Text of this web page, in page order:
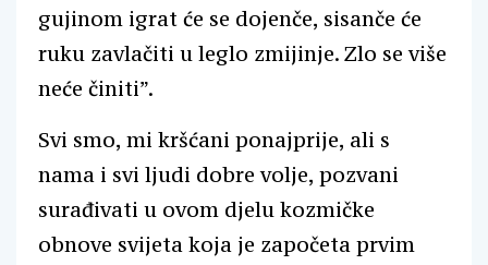
gujinom igrat će se dojenče, sisanče će
ruku zavlačiti u leglo zmijinje. Zlo se više
neće činiti”.
Svi smo, mi kršćani ponajprije, ali s
nama i svi ljudi dobre volje, pozvani
surađivati u ovom djelu kozmičke
obnove svijeta koja je započeta prvim